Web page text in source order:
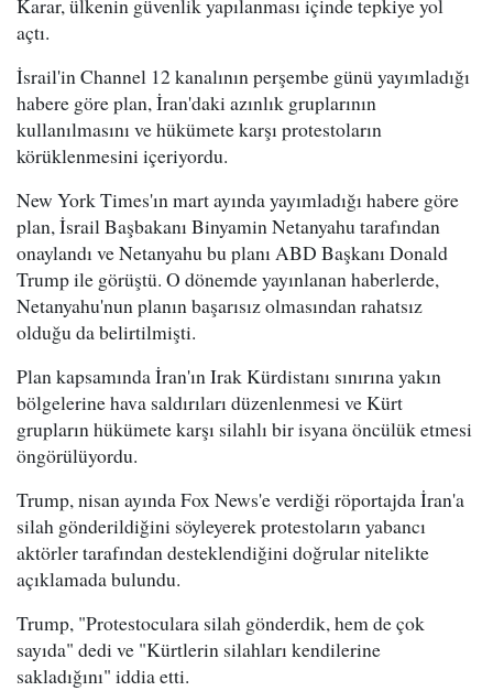
Karar, ülkenin güvenlik yapılanması içinde tepkiye yol
açtı.
İsrail'in Channel 12 kanalının perşembe günü yayımladığı
habere göre plan, İran'daki azınlık gruplarının
kullanılmasını ve hükümete karşı protestoların
körüklenmesini içeriyordu.
New York Times'ın mart ayında yayımladığı habere göre
plan, İsrail Başbakanı Binyamin Netanyahu tarafından
onaylandı ve Netanyahu bu planı ABD Başkanı Donald
Trump ile görüştü. O dönemde yayınlanan haberlerde,
Netanyahu'nun planın başarısız olmasından rahatsız
olduğu da belirtilmişti.
Plan kapsamında İran'ın Irak Kürdistanı sınırına yakın
bölgelerine hava saldırıları düzenlenmesi ve Kürt
grupların hükümete karşı silahlı bir isyana öncülük etmesi
öngörülüyordu.
Trump, nisan ayında Fox News'e verdiği röportajda İran'a
silah gönderildiğini söyleyerek protestoların yabancı
aktörler tarafından desteklendiğini doğrular nitelikte
açıklamada bulundu.
Trump, "Protestoculara silah gönderdik, hem de çok
sayıda" dedi ve "Kürtlerin silahları kendilerine
sakladığını" iddia etti.